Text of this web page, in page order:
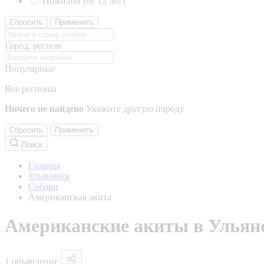
Сбросить Применить
Город, регион
Популярные
Все регионы
Ничего не найдено Укажите другую породу
Сбросить
Применить
Поиск
Главная
Ульяновск
Собаки
Американская акита
Американские акиты в
1 объявление